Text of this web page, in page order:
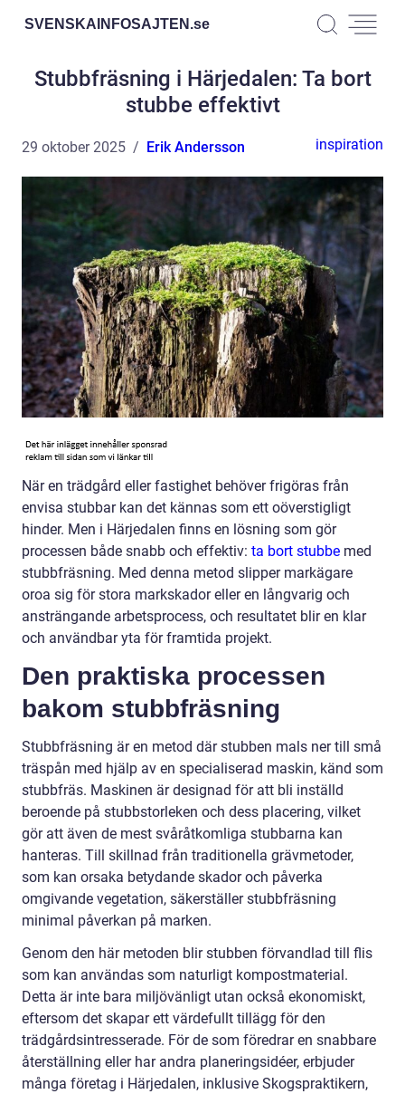
SVENSKAINFOSAJTEN.se
Stubbfräsning i Härjedalen: Ta bort
stubbe effektivt
29 oktober 2025 Erik Andersson inspiration
När en trädgård eller fastighet behöver frigöras från
envisa stubbar kan det kännas som ett oöverstigligt
hinder. Men i Härjedalen finns en lösning som gör
processen både snabb och effektiv: ta bort stubbe med
stubbfräsning. Med denna metod slipper markägare
oroa sig för stora markskador eller en långvarig och
ansträngande arbetsprocess, och resultatet blir en klar
och användbar yta för framtida projekt.
Den praktiska processen
bakom stubbfräsning
Stubbfräsning är en metod där stubben mals ner till små
träspån med hjälp av en specialiserad maskin, känd som
stubbfräs. Maskinen är designad för att bli inställd
beroende på stubbstorleken och dess placering, vilket
gör att även de mest svåråtkomliga stubbarna kan
hanteras. Till skillnad från traditionella grävmetoder,
som kan orsaka betydande skador och påverka
omgivande vegetation, säkerställer stubbfräsning
minimal påverkan på marken.
Genom den här metoden blir stubben förvandlad till flis
som kan användas som naturligt kompostmaterial.
Detta är inte bara miljövänligt utan också ekonomiskt,
eftersom det skapar ett värdefullt tillägg för den
trädgårdsintresserade. För de som föredrar en snabbare
återställning eller har andra planeringsidéer, erbjuder
många företag i Härjedalen, inklusive Skogspraktikern,